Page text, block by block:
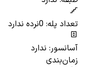
تعداد پله: 0
نرده ندارد
آسانسور: ندارد
زمان‌بندی